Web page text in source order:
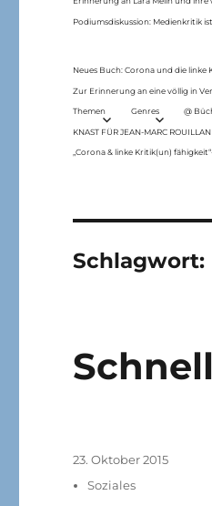
Podiumsdiskussion: Medienkritik
Neues Buch: Corona und die linke
Zur Erinnerung an eine völlig in
Themen Genres @
KNAST FÜR JEAN-MARC
„Corona & linke Kritik(un)
Schlagwort:
Veröffentlicht
23. Oktober 2015
Kategorien
Soziales